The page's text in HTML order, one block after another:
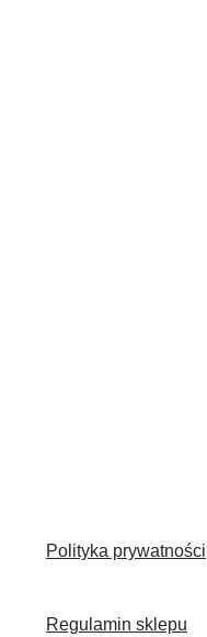
Polityka prywatności
Regulamin sklepu